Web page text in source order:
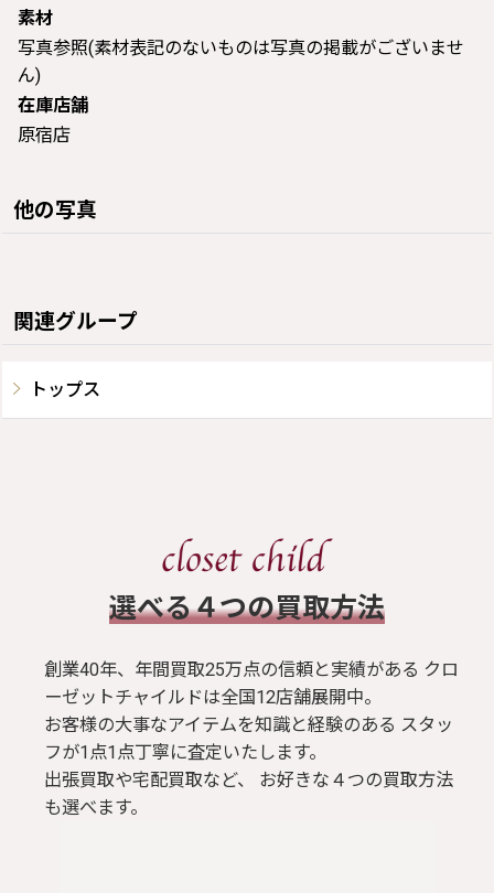
素材
写真参照(素材表記のないものは写真の掲載がございませ
ん)
在庫店舗
原宿店
他の写真
関連グループ
トップス
​選べる４つの買取方法
創業40年、年間買取25万点の信頼と実績がある クロ
ーゼットチャイルドは全国12店舗展開中。
お客様の大事なアイテムを知識と経験のある スタッ
フが1点1点丁寧に査定いたします。
出張買取や宅配買取など、 お好きな４つの買取方法
も選べます。